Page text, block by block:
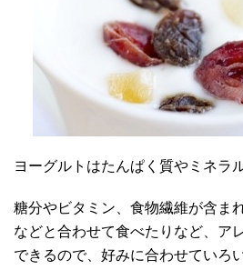
ヨーグルトはたんぱく質やミネラ
糖分やビタミン、食物繊維が含ま
などと合わせて食べたりなど、ア
できるので、好みに合わせていろ